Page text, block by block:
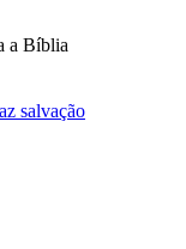
a Bíblia
salvação